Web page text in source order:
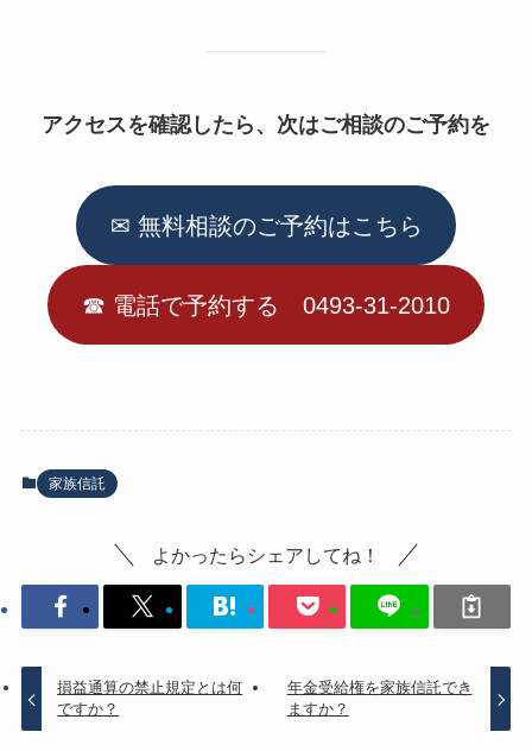
アクセスを確認したら、次はご相談のご予約を
✉ 無料相談のご予約はこちら
☎︎ 電話で予約する 0493-31-2010
家族信託
よかったらシェアしてね！
損益通算の禁止規定とは何
ですか？
年金受給権を家族信託でき
ますか？